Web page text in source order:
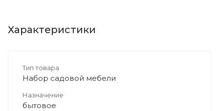
Характеристики
Тип товара
Набор садовой мебели
Назначение
бытовое